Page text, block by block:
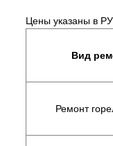
Цены указаны в
Вид
Ремонт